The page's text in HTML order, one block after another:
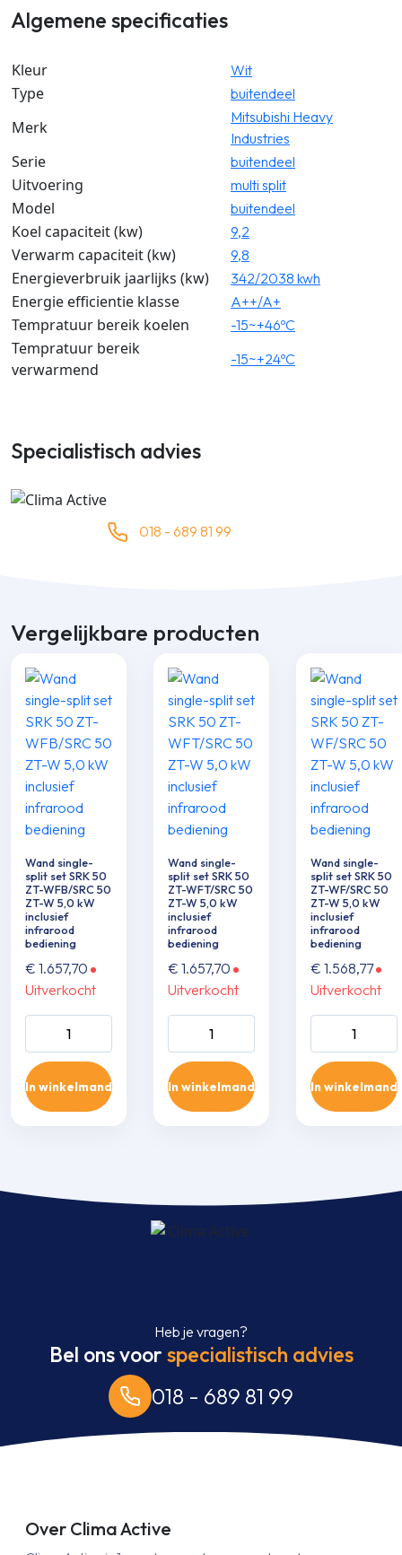
Algemene specificaties
Kleur Wit
Type buitendeel
Merk
Mitsubishi Heavy
Industries
Serie buitendeel
Uitvoering multi split
Model buitendeel
Koel capaciteit (kw) 9,2
Verwarm capaciteit (kw) 9,8
Energieverbruik jaarlijks (kw) 342/2038 kwh
Energie efficientie klasse A++/A+
Tempratuur bereik koelen -15~+46ºC
Tempratuur bereik
verwarmend
-15~+24ºC
Specialistisch advies
018 - 689 81 99
Vergelijkbare producten
Wand single-
split set SRK 50
ZT-WFB/SRC 50
ZT-W 5,0 kW
inclusief
infrarood
bediening
€ 1.657,70
Uitverkocht
WFB/SRC 50 ZT-
W 5,0 kW inclusief
infrarood
In winkelmand
Wand single-
split set SRK 50
ZT-WFT/SRC 50
ZT-W 5,0 kW
inclusief
infrarood
bediening
€ 1.657,70
Uitverkocht
WFT/SRC 50 ZT-
W 5,0 kW inclusief
infrarood
In winkelmand
Wand single-
split set SRK 50
ZT-WF/SRC 50
ZT-W 5,0 kW
inclusief
infrarood
bediening
€ 1.568,77
Uitverkocht
WF/SRC 50
5,0 kW
infrarood
In winkelmand
Heb je vragen?
Bel ons voorspecialistisch advies
018 - 689 81 99
Over Clima Active